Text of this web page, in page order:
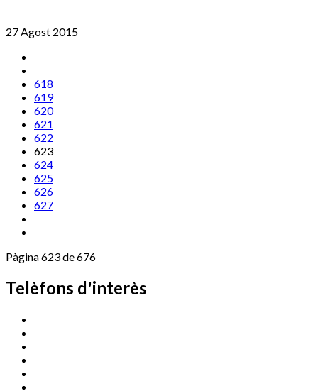
27 Agost 2015
618
619
620
621
622
623
624
625
626
627
Pàgina 623 de 676
Telèfons d'interès